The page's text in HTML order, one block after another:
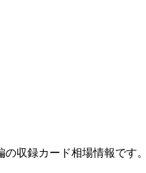
収録カード相場情報です。